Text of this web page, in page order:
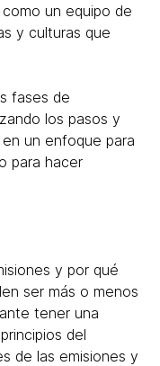
un equipo de
y culturas que
fases de
los pasos y
un enfoque para
para hacer
y por qué
ser más o menos
tener una
del
de las emisiones y